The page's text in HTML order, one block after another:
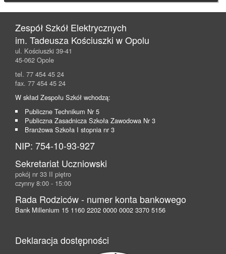
Zespół Szkół Elektrycznych
im. Tadeusza Kościuszki w Opolu
ul. Kościuszki 39-41
45-062 Opole
tel. 77 454 45 24
fax. 77 454 45 24
W skład Zespołu Szkół wchodzą:
Publiczne Technikum Nr 5
Publiczna Zasadnicza Szkoła Zawodowa Nr 3
Branżowa Szkoła I stopnia nr 3
NIP: 754-10-93-927
Sekretariat Uczniowski
pokój nr 33 II piętro
czynny 8:00 - 15:00
Rada Rodziców - numer konta bankowego
Bank Millenium 15 1160 2202 0000 0002 3370 5156
Deklaracja dostępności